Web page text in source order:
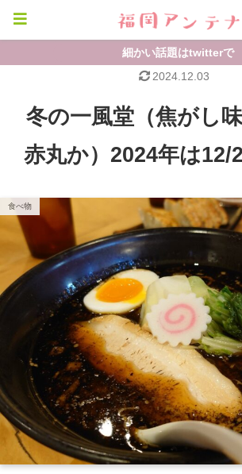
細かい話題はtwitterで
冬の一風堂（焦がし
赤丸か）2024年は12/
食べ物
2024.12.03